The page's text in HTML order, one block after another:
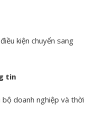
kiện chuyển sang
tin
doanh nghiệp và thời